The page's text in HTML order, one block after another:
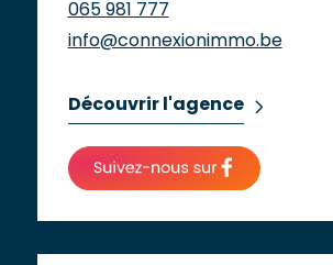
065 981 777
info@connexionimmo.be
Découvrir l'agence